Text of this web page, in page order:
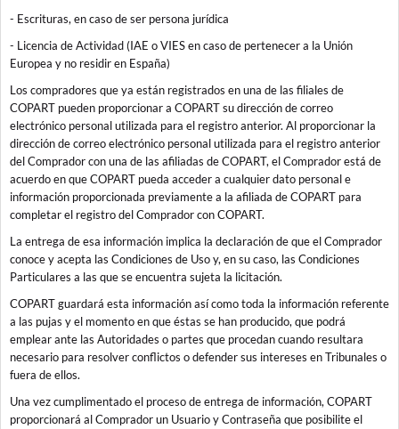
- Escrituras, en caso de ser persona jurídica
- Licencia de Actividad (IAE o VIES en caso de pertenecer a la Unión
Europea y no residir en España)
Los compradores que ya están registrados en una de las filiales de
COPART pueden proporcionar a COPART su dirección de correo
electrónico personal utilizada para el registro anterior. Al proporcionar la
dirección de correo electrónico personal utilizada para el registro anterior
del Comprador con una de las afiliadas de COPART, el Comprador está de
acuerdo en que COPART pueda acceder a cualquier dato personal e
información proporcionada previamente a la afiliada de COPART para
completar el registro del Comprador con COPART.
La entrega de esa información implica la declaración de que el Comprador
conoce y acepta las Condiciones de Uso y, en su caso, las Condiciones
Particulares a las que se encuentra sujeta la licitación.
COPART guardará esta información así como toda la información referente
a las pujas y el momento en que éstas se han producido, que podrá
emplear ante las Autoridades o partes que procedan cuando resultara
necesario para resolver conflictos o defender sus intereses en Tribunales o
fuera de ellos.
Una vez cumplimentado el proceso de entrega de información, COPART
proporcionará al Comprador un Usuario y Contraseña que posibilite el